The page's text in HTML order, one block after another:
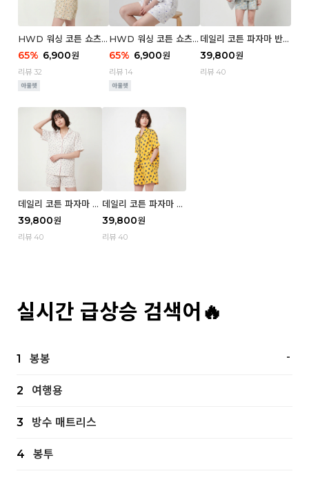
HWD 워싱 코튼 쇼츠
(우먼) - 02 Retro flo
wer
65% 6,900원
리뷰 32
HWD 워싱 코튼 쇼츠
(우먼) - 01 Blue whal
e
65% 6,900원
리뷰 14
데일리 코튼 파자마 반팔
세트 (우먼) - 03 Sum
mer lane
39,800원
리뷰 40
데일리 코튼 파자마 반
팔 세트 (우먼) - 02
Blue cherry
39,800원
리뷰 40
데일리 코튼 파자마 반
팔 세트 (우먼) - 01 Mi
z
39,800원
리뷰 40
실시간 급상승 검색어🔥
1 봉봉 -
2 여행용
3 방수 매트리스
4 봉투